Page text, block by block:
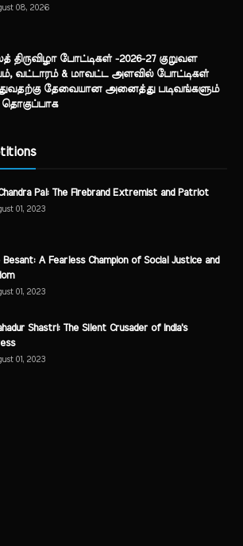
08, 2026
திருவிழா போட்டிகள் -2026-27 குறுவள
வட்டாரம் & மாவட்ட அளவில் போட்டிகள்
தேவையான அனைத்து படிவங்களும்
Pal: The Firebrand Extremist and Patriot
01, 2023
Besant: A Fearless Champion of Social Justice and
01, 2023
Shastri: The Silent Crusader of India's
01, 2023